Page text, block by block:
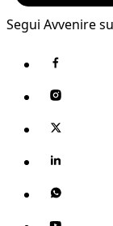
Segui Avvenire su